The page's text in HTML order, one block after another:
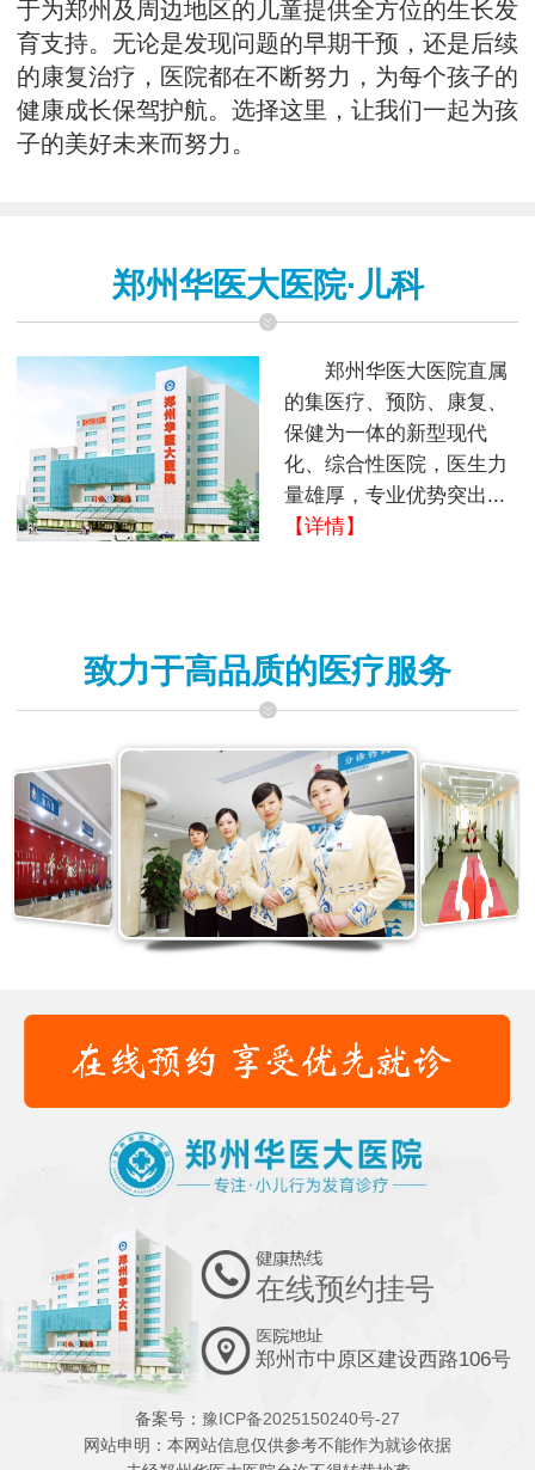
于为郑州及周边地区的儿童提供全方位的生长发
育支持。无论是发现问题的早期干预，还是后续
的康复治疗，医院都在不断努力，为每个孩子的
健康成长保驾护航。选择这里，让我们一起为孩
子的美好未来而努力。
郑州华医大医院·儿科
郑州华医大医院直属
的集医疗、预防、康复、
保健为一体的新型现代
化、综合性医院，医生力
量雄厚，专业优势突出...
【详情】
致力于高品质的医疗服务
在线预约挂号
郑州市中原区建设西路106号
备案号： 豫ICP备2025150240号-27
网站申明：本网站信息仅供参考不能作为就诊依据